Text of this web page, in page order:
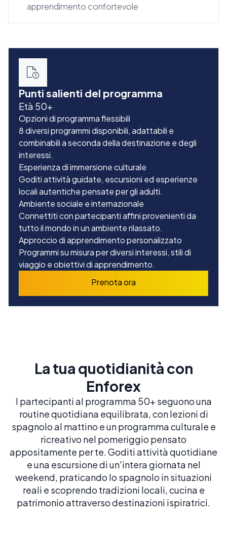
apprendimento confortevole
Punti salienti del programma
Età 50+
Opzioni di programma flessibili
8 diversi programmi disponibili, adattabili e
combinabili a seconda della destinazione e degli
interessi.
Esperienza di immersione culturale
Goditi attività guidate, escursioni ed esperienze
locali autentiche pensate per gli adulti.
Ambiente sociale e internazionale
Connettiti con partecipanti affini provenienti da
tutto il mondo in un ambiente rilassato.
Approccio di apprendimento personalizzato
Programmi su misura per diversi interessi, stili di
viaggio e obiettivi di apprendimento.
Prenota ora
La tua quotidianità con
Enforex
I partecipanti al programma 50+ seguono una
routine quotidiana equilibrata, con lezioni di
spagnolo al mattino e un programma culturale e
ricreativo nel pomeriggio pensato
appositamente per te. Goditi attività quotidiane
e una escursione di un'intera giornata nel
weekend, praticando lo spagnolo in situazioni
reali e scoprendo tradizioni locali, cucina e
patrimonio attraverso destinazioni ispiratrici.